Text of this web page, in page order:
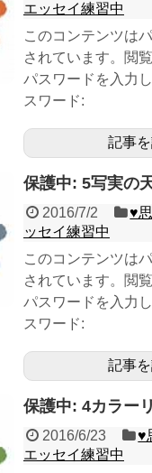
エッセイ練習中
このコンテンツは
されています。閲
パスワードを入力
スワード:
記事
保護中: 5写実の
2016/7/2 ♥︎
ッセイ練習中
このコンテンツは
されています。閲
パスワードを入力
スワード:
記事
保護中: 4カラー
2016/6/23 ♥︎
エッセイ練習中